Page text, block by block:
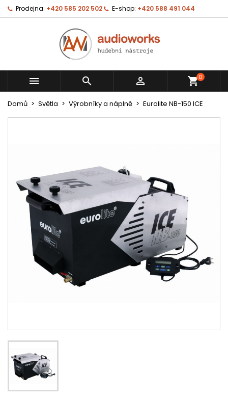
Prodejna: +420 585 202 502 E-shop: +420 588 491 044
   shopping_cart0
Domů Světla Výrobníky a náplně Eurolite NB-150 ICE